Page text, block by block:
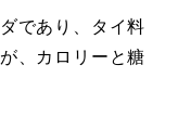
であり、タイ料
、カロリーと糖